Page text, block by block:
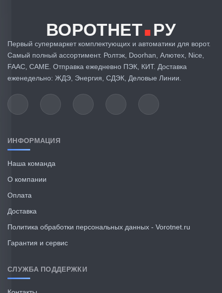
ВОРОТНЕТ.РУ
Первый супермаркет комплектующих и автоматики для ворот.
Самый полный ассортимент. Ролтэк, Doorhan, Алютех, Nice,
FAAC, CAME. Отправка ежедневно ПЭК, КИТ. Доставка
еженедельно: ЖДЭ, Энергия, СДЭК, Деловые Линии.
ИНФОРМАЦИЯ
Наша команда
О компании
Оплата
Доставка
Политика обработки персональных данных - Vorotnet.ru
Гарантия и сервис
СЛУЖБА ПОДДЕРЖКИ